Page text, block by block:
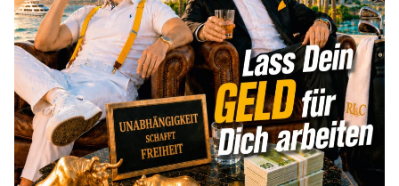
mehr
Bitcoin im Wartemodus: Fed und CLARITY
Act geben die Richtung vor
mehr